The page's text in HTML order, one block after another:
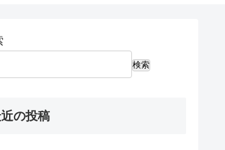
検索
の投稿